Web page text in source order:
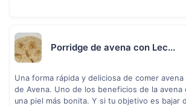
Porridge de avena con Lec...
Una forma rápida y deliciosa de comer
de Avena. Uno de los beneficios de la
una piel más bonita. Y si tu objetivo es bajar